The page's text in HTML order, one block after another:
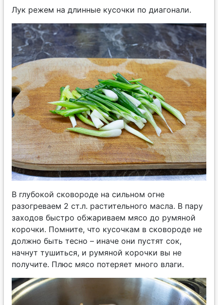
Лук режем на длинные кусочки по диагонали.
В глубокой сковороде на сильном огне
разогреваем 2 ст.л. растительного масла. В пару
заходов быстро обжариваем мясо до румяной
корочки. Помните, что кусочкам в сковороде не
должно быть тесно – иначе они пустят сок,
начнут тушиться, и румяной корочки вы не
получите. Плюс мясо потеряет много влаги.